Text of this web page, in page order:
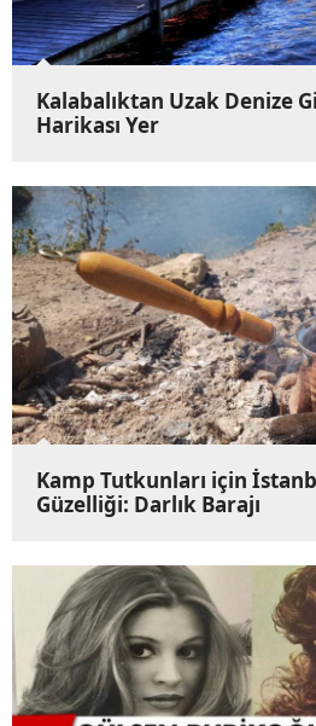
Kalabalıktan Uzak Denize
Harikası Yer
Kamp Tutkunları için
Güzelliği: Darlık Barajı